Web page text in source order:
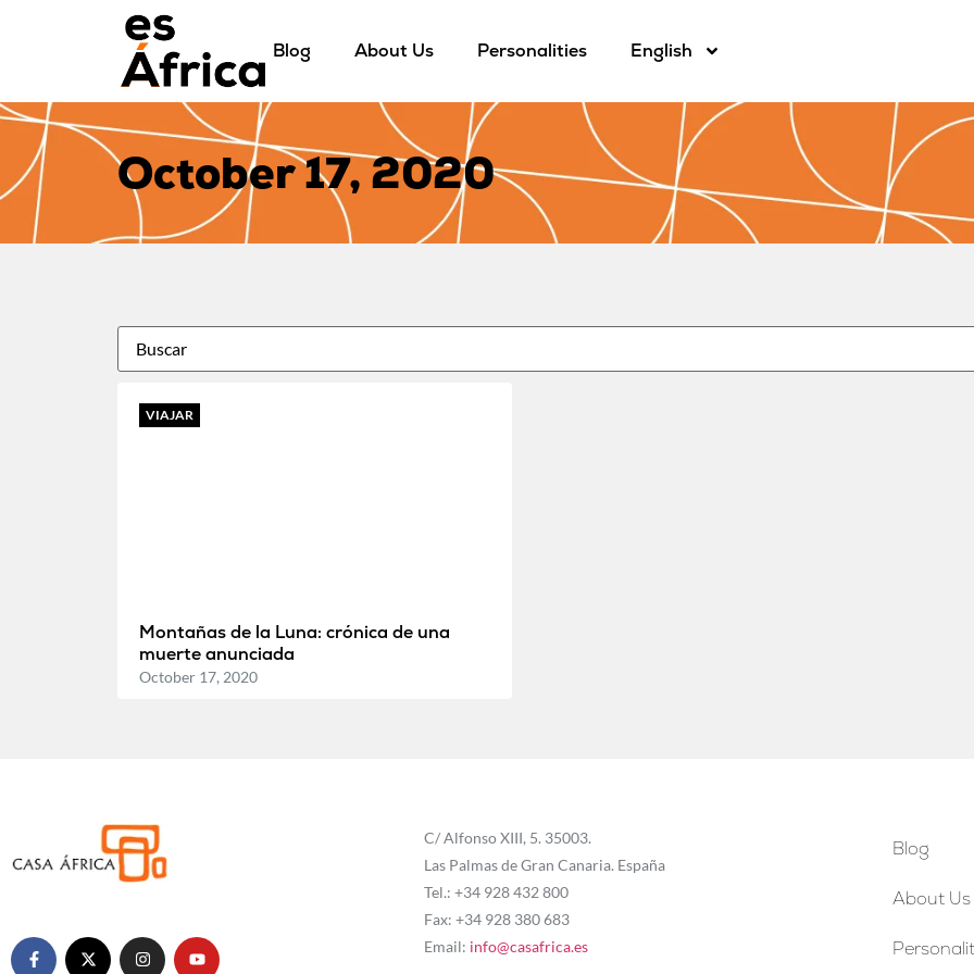
Blog About Us Personalities English
October 17, 2020
VIAJAR
Montañas de la Luna: crónica de una
muerte anunciada
October 17, 2020
C/ Alfonso XIII, 5. 35003.
Las Palmas de Gran Canaria. España
Tel.: +34 928 432 800
Fax: +34 928 380 683
Email: info@casafrica.es
Blog
About Us